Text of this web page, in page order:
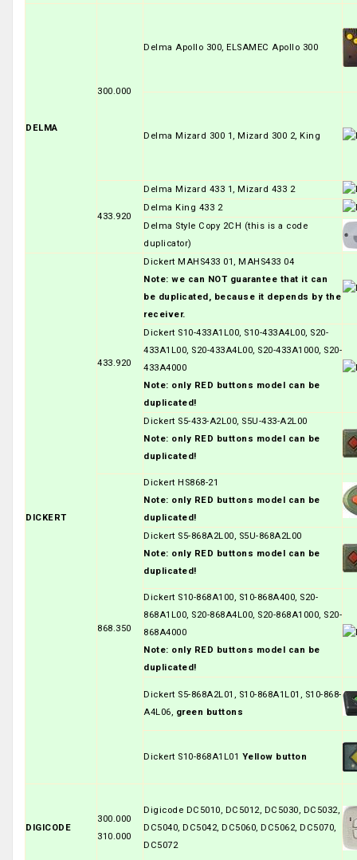
DELMA
300.000
Delma Apollo 300, ELSAMEC Apollo 300
Delma Mizard 300 1, Mizard 300 2, King
433.920
Delma Mizard 433 1, Mizard 433 2
Delma King 433 2
Delma Style Copy 2CH (this is a code
duplicator)
DICKERT
433.920
Dickert MAHS433 01, MAHS433 04
Note: we can NOT guarantee that it can
be duplicated, because it depends by the
receiver.
Dickert S10-433A1L00, S10-433A4L00, S20-
433A1L00, S20-433A4L00, S20-433A1000, S20-
433A4000
Note: only RED buttons model can be
duplicated!
Dickert S5-433-A2L00, S5U-433-A2L00
Note: only RED buttons model can be
duplicated!
868.350
Dickert HS868-21
Note: only RED buttons model can be
duplicated!
Dickert S5-868A2L00, S5U-868A2L00
Note: only RED buttons model can be
duplicated!
Dickert S10-868A100, S10-868A400, S20-
868A1L00, S20-868A4L00, S20-868A1000, S20-
868A4000
Note: only RED buttons model can be
duplicated!
Dickert S5-868A2L01, S10-868A1L01, S10-868-
A4L06, green buttons
Dickert S10-868A1L01 Yellow button
DIGICODE
300.000
310.000
Digicode DC5010, DC5012, DC5030, DC5032,
DC5040, DC5042, DC5060, DC5062, DC5070,
DC5072